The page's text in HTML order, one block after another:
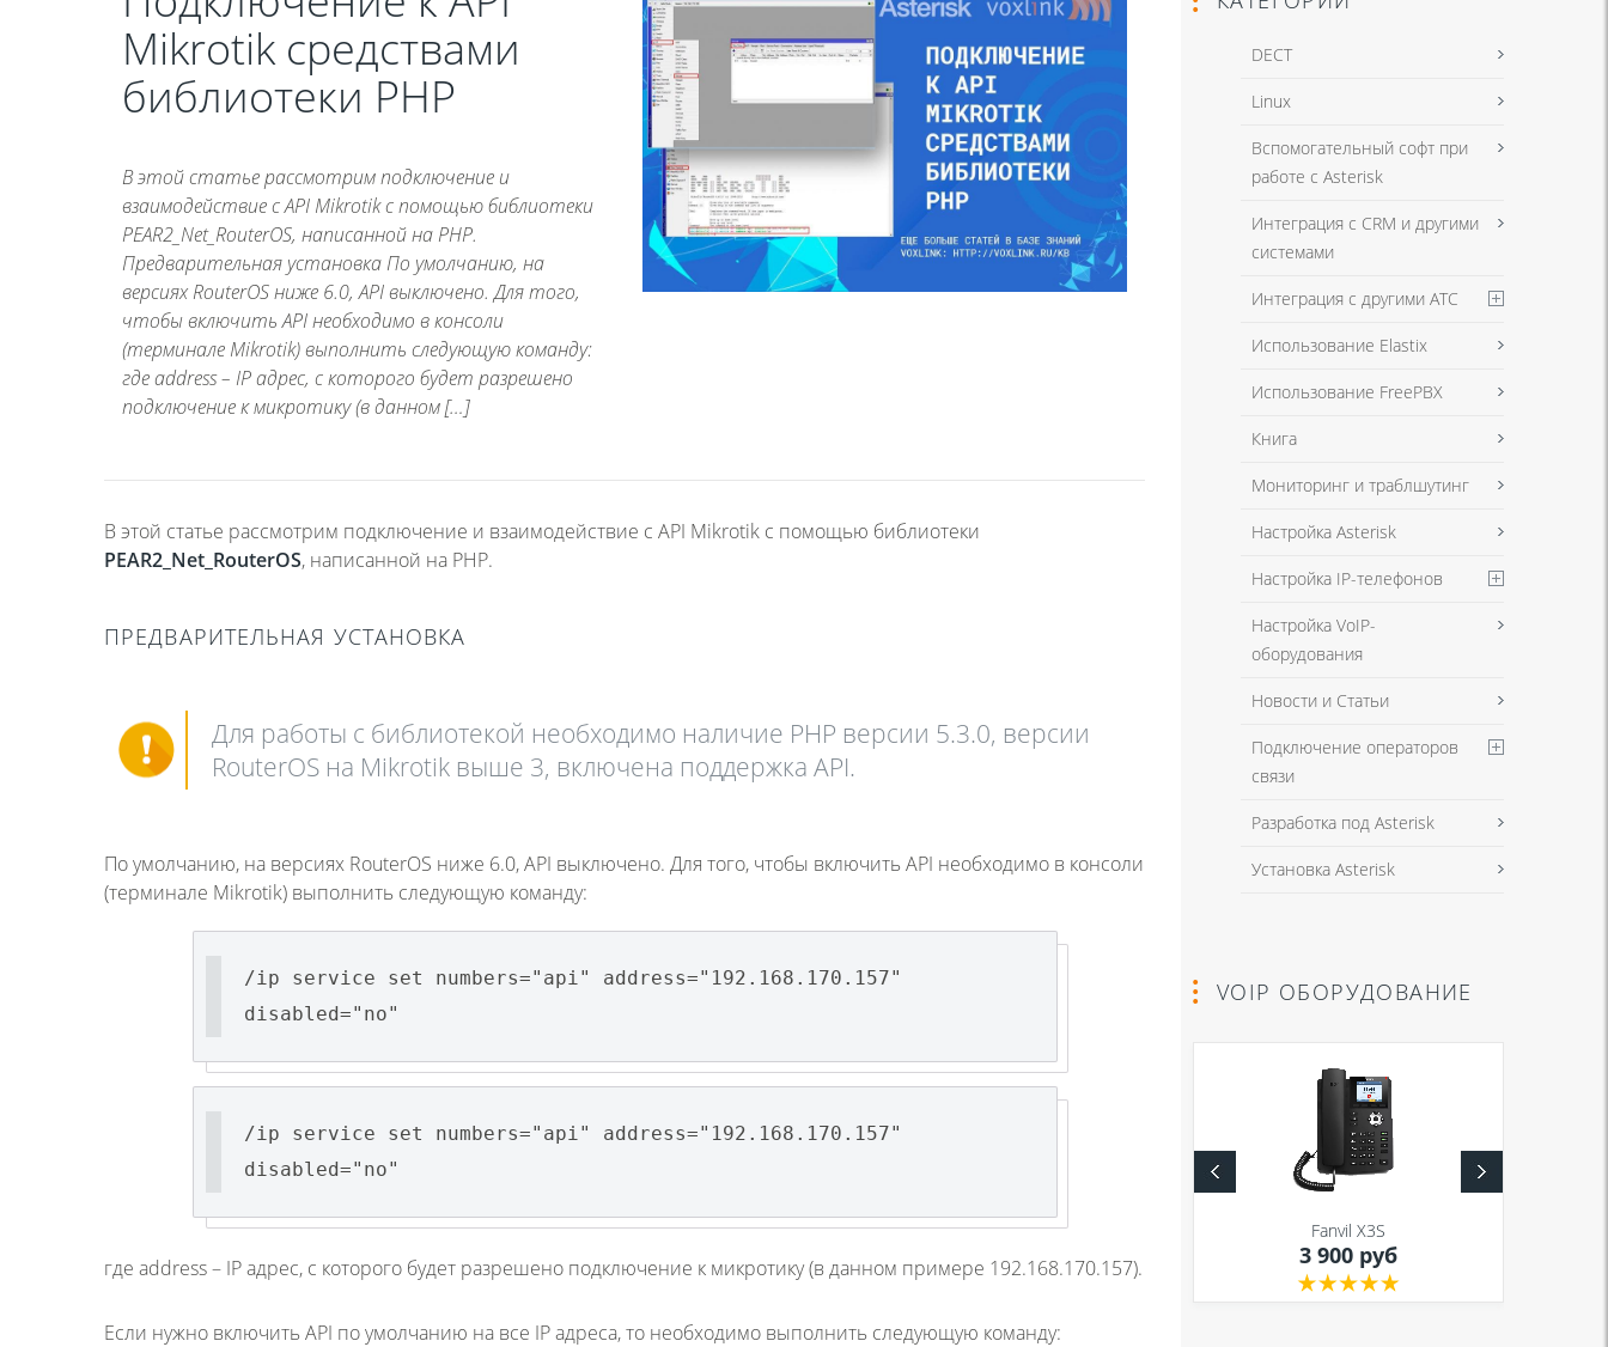
Mikrotik средствами
библиотеки PHP
В этой статье рассмотрим подключение и
взаимодействие с API Mikrotik с помощью библиотеки
PEAR2_Net_RouterOS, написанной на PHP.
Предварительная установка По умолчанию, на
версиях RouterOS ниже 6.0, API выключено. Для того,
чтобы включить API необходимо в консоли
(терминале Mikrotik) выполнить следующую команду:
где address – IP адрес, с которого будет разрешено
подключение к микротику (в данном […]
В этой статье рассмотрим подключение и взаимодействие с API Mikrotik с помощью библиотеки
PEAR2_Net_RouterOS, написанной на PHP.
ПРЕДВАРИТЕЛЬНАЯ УСТАНОВКА
Для работы с библиотекой необходимо наличие PHP версии 5.3.0, версии
RouterOS на Mikrotik выше 3, включена поддержка API.
По умолчанию, на версиях RouterOS ниже 6.0, API выключено. Для того, чтобы включить API необходимо в консоли
(терминале Mikrotik) выполнить следующую команду:
/ip service set numbers="api" address="192.168.170.157"
disabled="no"
/ip service set numbers="api" address="192.168.170.157"
disabled="no"
где address – IP адрес, с которого будет разрешено подключение к микротику (в данном примере 192.168.170.157).
Если нужно включить API по умолчанию на все IP адреса, то необходимо выполнить следующую команду:
DECT
Linux
Вспомогательный софт при
работе с Asterisk
Интеграция с CRM и другими
системами
Интеграция с другими АТС
Использование Elastix
Использование FreePBX
Книга
Мониторинг и траблшутинг
Настройка Asterisk
Настройка IP-телефонов
Настройка VoIP-
оборудования
Новости и Статьи
Подключение операторов
связи
Разработка под Asterisk
Установка Asterisk
VOIP ОБОРУДОВАНИЕ
2 990 руб Fanvil X3S
3 900 руб